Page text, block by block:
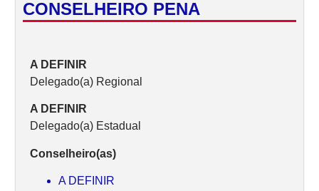
CONSELHEIRO PENA
A DEFINIR
Delegado(a) Regional
A DEFINIR
Delegado(a) Estadual
Conselheiro(as)
A DEFINIR